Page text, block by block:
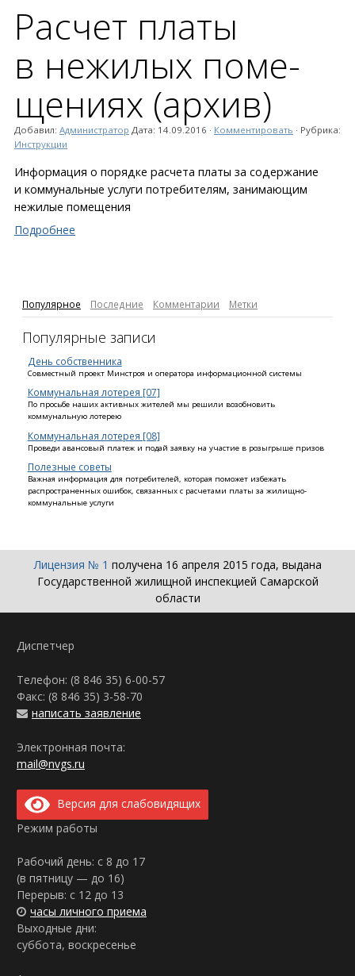
Расчет платы
в нежилых поме­
щениях (архив)
Добавил: Администратор Дата: 14.09.2016 · Комментировать · Рубрика:
Инструкции
Информация о порядке расчета платы за содержание
и коммунальные услуги потребителям, занимающим
нежилые помещения
Подробнее
Популярное Последние Комментарии Метки
Популярные записи
День собственника
Совместный проект Минстроя и оператора информационной системы
Комму­нальная лотерея [07]
По просьбе наших активных жителей мы решили возобновить
коммунальную лотерею
Комму­нальная лотерея [08]
Проведи авансовый платеж и подай заявку на участие в розыгрыше призов
Полезные советы
Важная информация для потребителей, которая поможет избежать
распространенных ошибок, связанных с расчетами платы за жилищно-
коммунальные услуги
Лицензия № 1 получена 16 апреля 2015 года, выдана
Государственной жилищной инспекцией Самарской
области
Диспетчер
Телефон: (8 846 35) 6-00-57
Факс: (8 846 35) 3-58-70
написать заявление
Электронная почта:
mail@nvgs.ru
Версия для слабовидящих
Режим работы
Рабочий день: с 8 до 17
(в пятницу — до 16)
Перерыв: с 12 до 13
часы личного приема
Выходные дни:
суббота, воскресенье